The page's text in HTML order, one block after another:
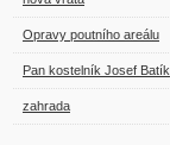
Opravy poutního areálu
Pan kostelník Josef Batík
zahrada